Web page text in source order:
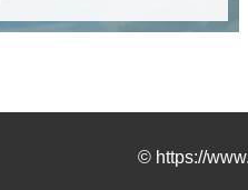
© https://